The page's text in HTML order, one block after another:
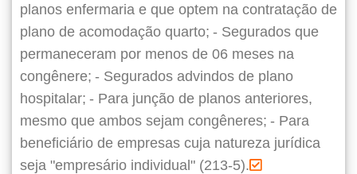
planos enfermaria e que optem na contratação de
plano de acomodação quarto; - Segurados que
permaneceram por menos de 06 meses na
congênere; - Segurados advindos de plano
hospitalar; - Para junção de planos anteriores,
mesmo que ambos sejam congêneres; - Para
beneficiário de empresas cuja natureza jurídica
seja "empresário individual" (213-5).